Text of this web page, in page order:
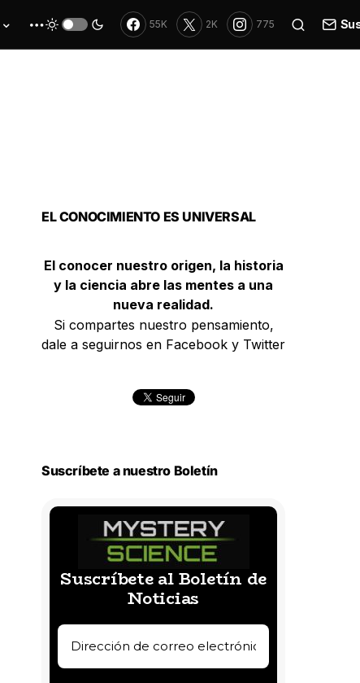
55K 2K 775
EL CONOCIMIENTO ES UNIVERSAL
El conocer nuestro origen, la historia
y la ciencia abre las mentes a una
nueva realidad.
Si compartes nuestro pensamiento,
dale a seguirnos en Facebook y Twitter
Suscríbete a nuestro Boletín
Suscríbete al Boletín de
Noticias